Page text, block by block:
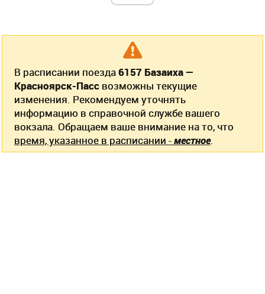
В расписании поезда6157 Базаиха —
Красноярск-Пасс возможны текущие
изменения. Рекомендуем уточнять
информацию в справочной службе вашего
вокзала. Обращаем ваше внимание на то, что
время, указанное в расписании -местное.